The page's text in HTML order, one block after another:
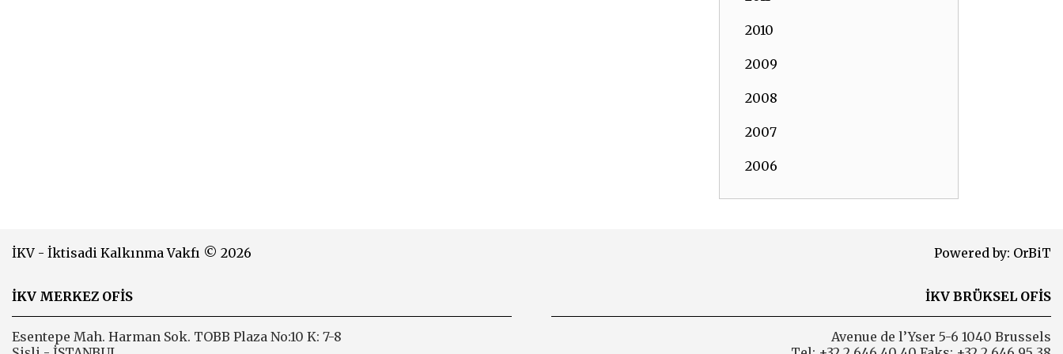
2010
2009
2008
2007
2006
İKV - İktisadi Kalkınma Vakfı © 2026 Powered by: OrBiT
İKV MERKEZ OFİS
Esentepe Mah. Harman Sok. TOBB Plaza No:10 K: 7-8
İKV BRÜKSEL OFİS
Avenue de l’Yser 5-6 1040 Brussels